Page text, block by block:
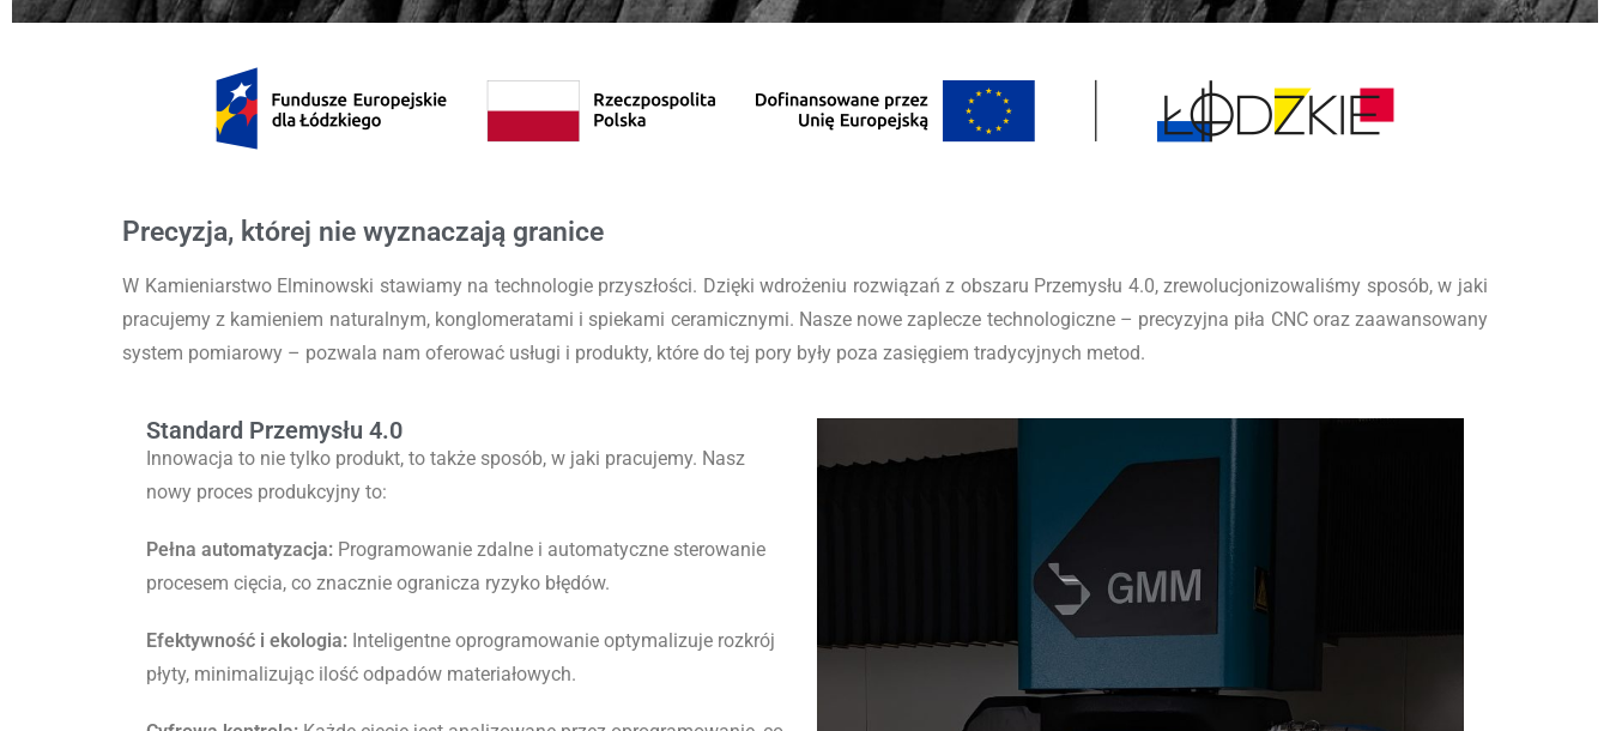
Precyzja, której nie wyznaczają granice
W Kamieniarstwo Elminowski stawiamy na technologie przyszłości. Dzięki wdrożeniu rozwiązań z obszaru Przemysłu 4.0, zrewolucjonizowaliśmy sposób, w jaki
pracujemy z kamieniem naturalnym, konglomeratami i spiekami ceramicznymi. Nasze nowe zaplecze technologiczne – precyzyjna piła CNC oraz zaawansowany
system pomiarowy – pozwala nam oferować usługi i produkty, które do tej pory były poza zasięgiem tradycyjnych metod.
Standard Przemysłu 4.0
Innowacja to nie tylko produkt, to także sposób, w jaki pracujemy. Nasz
nowy proces produkcyjny to:
Pełna automatyzacja: Programowanie zdalne i automatyczne sterowanie
procesem cięcia, co znacznie ogranicza ryzyko błędów.
Efektywność i ekologia: Inteligentne oprogramowanie optymalizuje rozkrój
płyty, minimalizując ilość odpadów materiałowych.